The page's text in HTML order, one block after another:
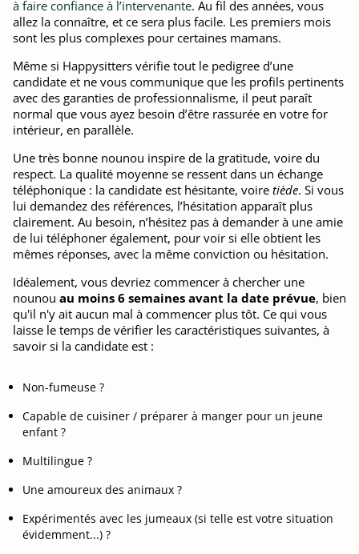
à faire confiance à l’intervenante. Au fil des années, vous
allez la connaître, et ce sera plus facile. Les premiers mois
sont les plus complexes pour certaines mamans.
Même si Happysitters vérifie tout le pedigree d’une
candidate et ne vous communique que les profils pertinents
avec des garanties de professionnalisme, il peut paraît
normal que vous ayez besoin d’être rassurée en votre for
intérieur, en parallèle.
Une très bonne nounou inspire de la gratitude, voire du
respect. La qualité moyenne se ressent dans un échange
téléphonique : la candidate est hésitante, voire tiède. Si vous
lui demandez des références, l’hésitation apparaît plus
clairement. Au besoin, n’hésitez pas à demander à une amie
de lui téléphoner également, pour voir si elle obtient les
mêmes réponses, avec la même conviction ou hésitation.
Idéalement, vous devriez commencer à chercher une
nounou au moins 6 semaines avant la date prévue, bien
qu'il n'y ait aucun mal à commencer plus tôt. Ce qui vous
laisse le temps de vérifier les caractéristiques suivantes, à
savoir si la candidate est :
Non-fumeuse ?
Capable de cuisiner / préparer à manger pour un jeune
enfant ?
Multilingue ?
Une amoureux des animaux ?
Expérimentés avec les jumeaux (si telle est votre situation
évidemment...) ?